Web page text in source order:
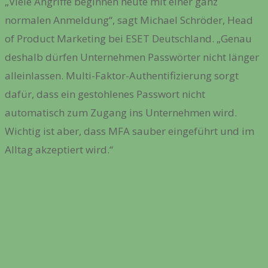
normalen Anmeldung“, sagt Michael Schröder, Head
of Product Marketing bei ESET Deutschland. „Genau
deshalb dürfen Unternehmen Passwörter nicht länger
alleinlassen. Multi-Faktor-Authentifizierung sorgt
dafür, dass ein gestohlenes Passwort nicht
automatisch zum Zugang ins Unternehmen wird.
Wichtig ist aber, dass MFA sauber eingeführt und im
Alltag akzeptiert wird.“